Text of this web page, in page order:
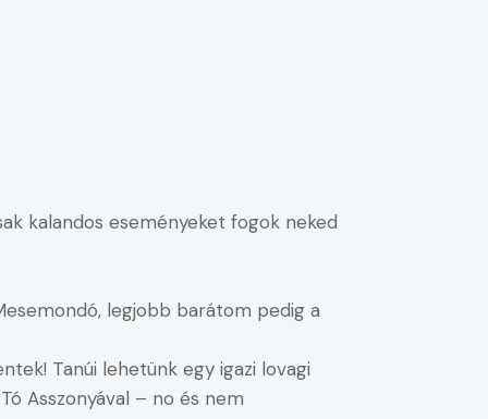
kalandos eseményeket fogok neked
legjobb barátom pedig a
Tanúi lehetünk egy igazi lovagi
Asszonyával – no és nem